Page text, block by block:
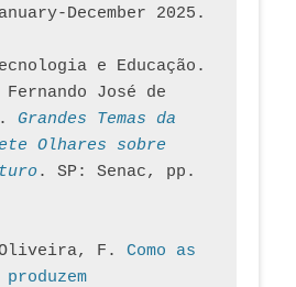
December 2025.
e Educação.
José de
Grandes Temas da
Olhares sobre
. SP: Senac, pp.
Oliveira, F. Como as